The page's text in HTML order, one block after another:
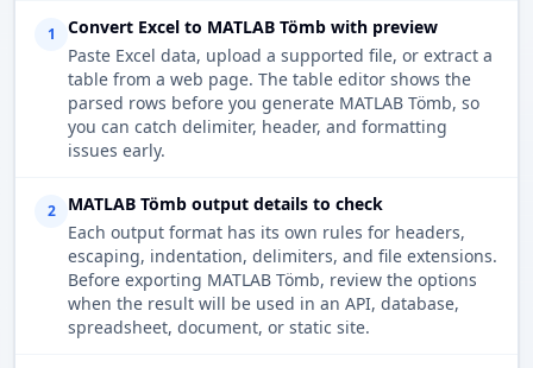
1
Convert Excel to MATLAB Tömb with preview
Paste Excel data, upload a supported file, or extract a
table from a web page. The table editor shows the
parsed rows before you generate MATLAB Tömb, so
you can catch delimiter, header, and formatting
issues early.
2
MATLAB Tömb output details to check
Each output format has its own rules for headers,
escaping, indentation, delimiters, and file extensions.
Before exporting MATLAB Tömb, review the options
when the result will be used in an API, database,
spreadsheet, document, or static site.